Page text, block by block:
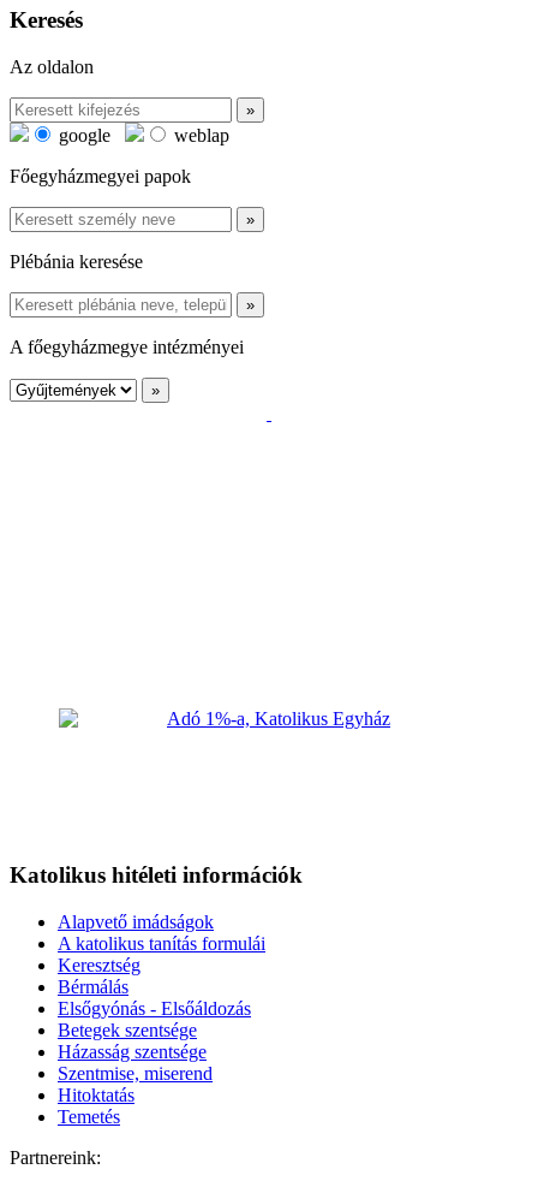
Keresés
Az oldalon
google
weblap
Főegyházmegyei papok
Plébánia keresése
A főegyházmegye intézményei
Katolikus hitéleti információk
Alapvető imádságok
A katolikus tanítás formulái
Keresztség
Bérmálás
Elsőgyónás - Elsőáldozás
Betegek szentsége
Házasság szentsége
Szentmise, miserend
Hitoktatás
Temetés
Partnereink: